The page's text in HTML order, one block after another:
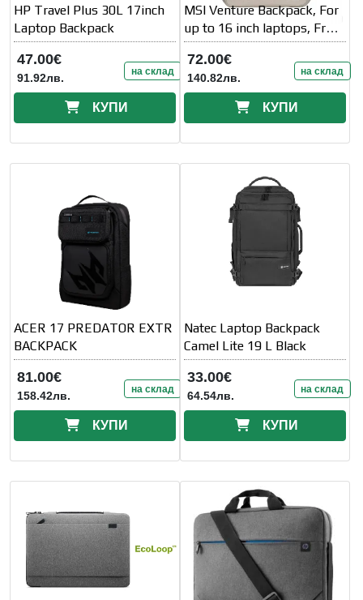
HP Travel Plus 30L 17inch
Laptop Backpack
47.00€
91.92лв. на склад
КУПИ
MSI Venture Backpack, For
up to 16 inch laptops, Front
zipper storage bag
72.00€
140.82лв. на склад
КУПИ
ACER 17 PREDATOR EXTR
BACKPACK
81.00€
158.42лв. на склад
КУПИ
Natec Laptop Backpack
Camel Lite 19 L Black
33.00€
64.54лв. на склад
КУПИ